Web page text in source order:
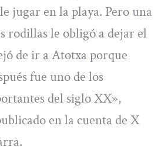
jugar en la playa. Pero una
rodillas le obligó a dejar el
de ir a Atotxa porque
fue uno de los
del siglo XX»,
en la cuenta de X